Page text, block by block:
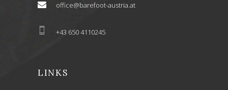
office@barefoot-austria.at
+43 650 4110245
LINKS